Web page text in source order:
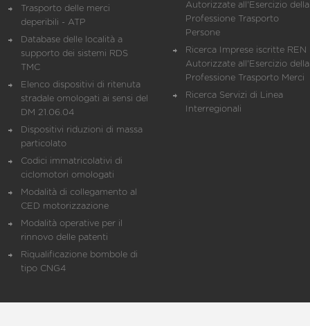
Trasporto delle merci
deperibili - ATP
Database delle località a
supporto dei sistemi RDS
TMC
Elenco dispositivi di ritenuta
stradale omologati ai sensi del
DM 21.06.04
Dispositivi riduzioni di massa
particolato
Codici immatricolativi di
ciclomotori omologati
Modalità di collegamento al
CED motorizzazione
Modalità operative per il
rinnovo delle patenti
Riqualificazione bombole di
tipo CNG4
Autorizzate all'Esercizio della
Professione Trasporto
Persone
Ricerca Imprese iscritte REN
Autorizzate all'Esercizio della
Professione Trasporto Merci
Ricerca Servizi di Linea
Interregionali